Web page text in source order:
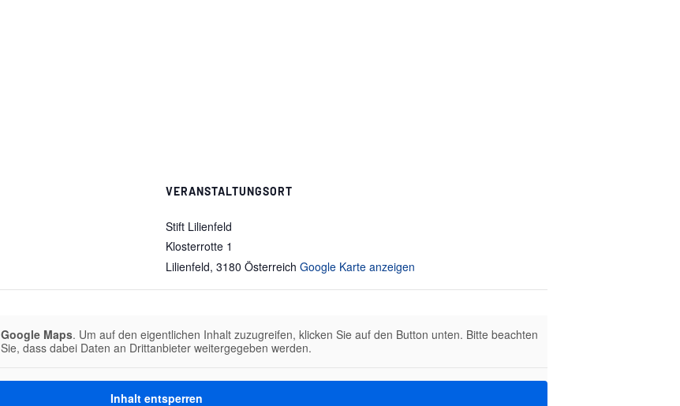
VERANSTALTUNGSORT
Stift Lilienfeld
Klosterrotte 1
Lilienfeld, 3180 Österreich Google Karte anzeigen
Google Maps. Um auf den eigentlichen Inhalt zuzugreifen, klicken Sie auf den Button unten. Bitte beachten
Sie, dass dabei Daten an Drittanbieter weitergegeben werden.
Inhalt entsperren